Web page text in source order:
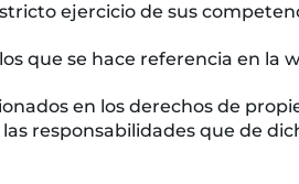
ejercicio de sus
que se hace referencia en la
en los derechos de
responsabilidades que de